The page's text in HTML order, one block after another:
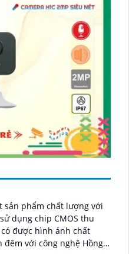
sản phẩm chất lượng với
được hình ảnh chất
đêm với công nghệ Hồng